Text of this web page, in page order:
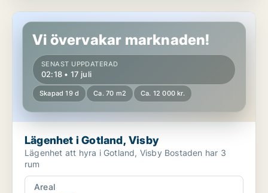
Lägenhet i Gotland, Visby
Vi övervakar marknaden!
SENAST UPPDATERAD
02:18 • 17 juli
Skapad 19 d Ca. 70 m2 Ca. 12 000 kr.
Lägenhet i Gotland, Visby
Lägenhet att hyra i Gotland, Visby Bostaden har 3
rum
Areal